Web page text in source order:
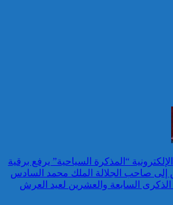
في
مستوى
“المذكرة السياحية” يرفع برقية
إلى صاحب الجلالة الملك محمد السادس
الذكرى السابعة والعشرين لعيد العرش